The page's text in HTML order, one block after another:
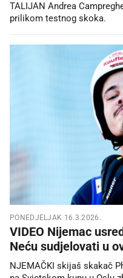
TALIJAN Andrea
prilikom testnog skoka.
PONEDJELJAK 16.3.2026.
VIDEO Nijemac
Neću sudjelovati u
NJEMAČKI skijaš skakač